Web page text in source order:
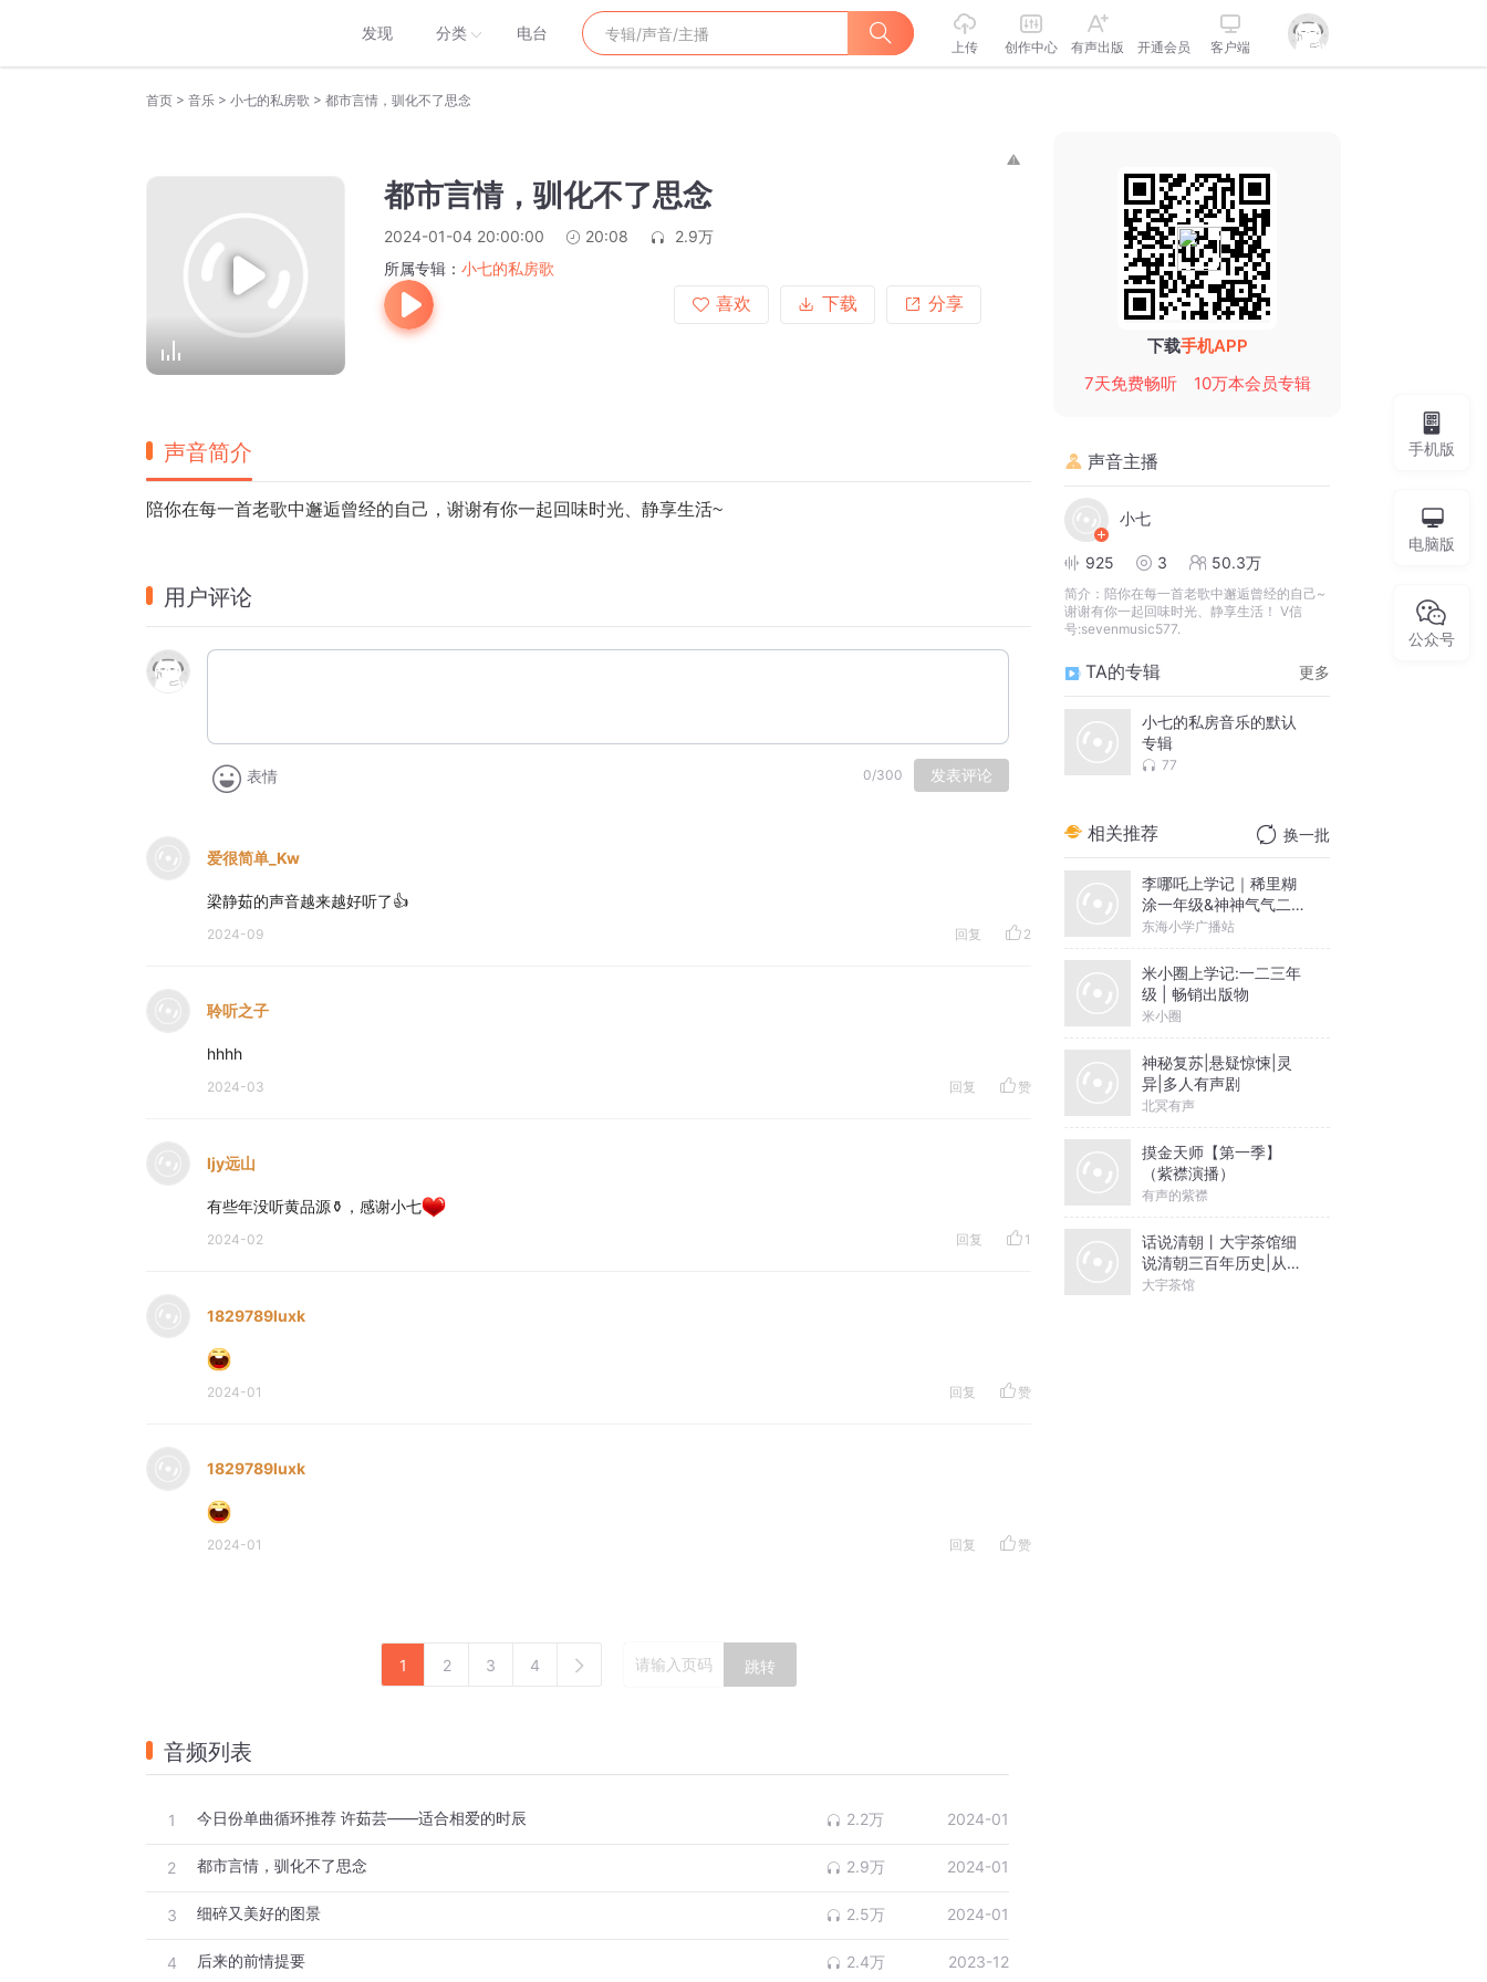
发现 分类 电台
上传 创作中心 有声出版 开通会员 客户端
首页 > 音乐 > 小七的私房歌 > 都市言情，驯化不了思念
都市言情，驯化不了思念
2024-01-04 20:00:00 20:08
2.9万
所属专辑： 小七的私房歌
喜欢
下载 分享
声音简介
陪你在每一首老歌中邂逅曾经的自己，谢谢有你一起回味时光、静享生活~
用户评论
表情 0/300 发表评论
爱很简单_Kw
梁静茹的声音越来越好听了👍
2024-09 回复 2
聆听之子
hhhh
2024-03 回复 赞
ljy远山
有些年没听黄品源⚱，感谢小七
2024-02 回复 1
1829789luxk
2024-01 回复 赞
1829789luxk
2024-01 回复 赞
1 2 3 4 跳转
音频列表
1 今日份单曲循环推荐 许茹芸——适合相爱的时辰 2.2万 2024-01
2 都市言情，驯化不了思念 2.9万 2024-01
3 细碎又美好的图景 2.5万 2024-01
4 后来的前情提要 2.4万 2023-12
下载手机APP
7天免费畅听
10万本会员专辑
声音主播
小七
925 3 50.3万
简介： 陪你在每一首老歌中邂逅曾经的自己~
谢谢有你一起回味时光、静享生活！ V信
号:sevenmusic577.
TA的专辑 更多
小七的私房音乐的默认
专辑
77
相关推荐 换一批
李哪吒上学记｜稀里糊
涂一年级&神神气气二年
级
东海小学广播站
米小圈上学记:一二三年
级 | 畅销出版物
米小圈
神秘复苏|悬疑惊悚|灵
异|多人有声剧
北冥有声
摸金天师【第一季】
（紫襟演播）
有声的紫襟
话说清朝丨大宇茶馆细
说清朝三百年历史|从努
尔哈赤到末代皇帝溥仪|
大宇茶馆
手机版
电脑版
公众号